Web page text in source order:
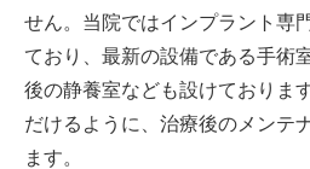
せん。当院ではインプラント専
ており、最新の設備である手術
後の静養室なども設けておりま
だけるように、治療後のメンテ
ます。